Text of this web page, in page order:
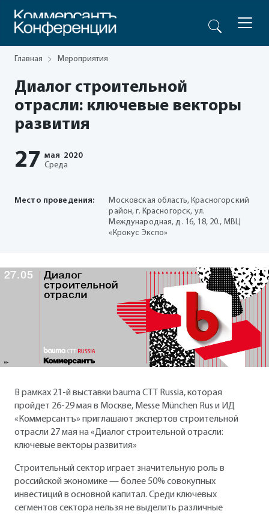
Главная Мероприятия
Диалог строительной
отрасли: ключевые векторы
развития
27 мая 2020
Среда
Место проведения:
Московская область, Красногорский
район, г. Красногорск, ул.
Международная, д. 16, 18, 20., МВЦ
«Крокус Экспо»
В рамках 21-й выставки bauma CTT Russia, которая
пройдет 26-29 мая в Москве, Messe München Rus и ИД
«Коммерсантъ» приглашают экспертов строительной
отрасли 27 мая на «Диалог строительной отрасли:
ключевые векторы развития»
Строительный сектор играет значительную роль в
российской экономике — более 50% совокупных
инвестиций в основной капитал. Среди ключевых
сегментов сектора нельзя не выделить различные